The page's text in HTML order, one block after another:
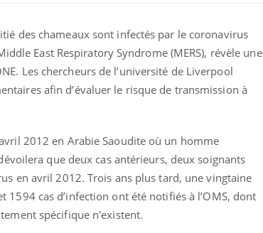
des chameaux sont infectés par le coronavirus
East Respiratory Syndrome (MERS), révèle une
Les chercheurs de l’université de Liverpool
afin d’évaluer le risque de transmission à
2012 en Arabie Saoudite où un homme
que deux cas antérieurs, deux soignants
en avril 2012. Trois ans plus tard, une vingtaine
1594 cas d’infection ont été notifiés à l’OMS, dont
spécifique n'existent.